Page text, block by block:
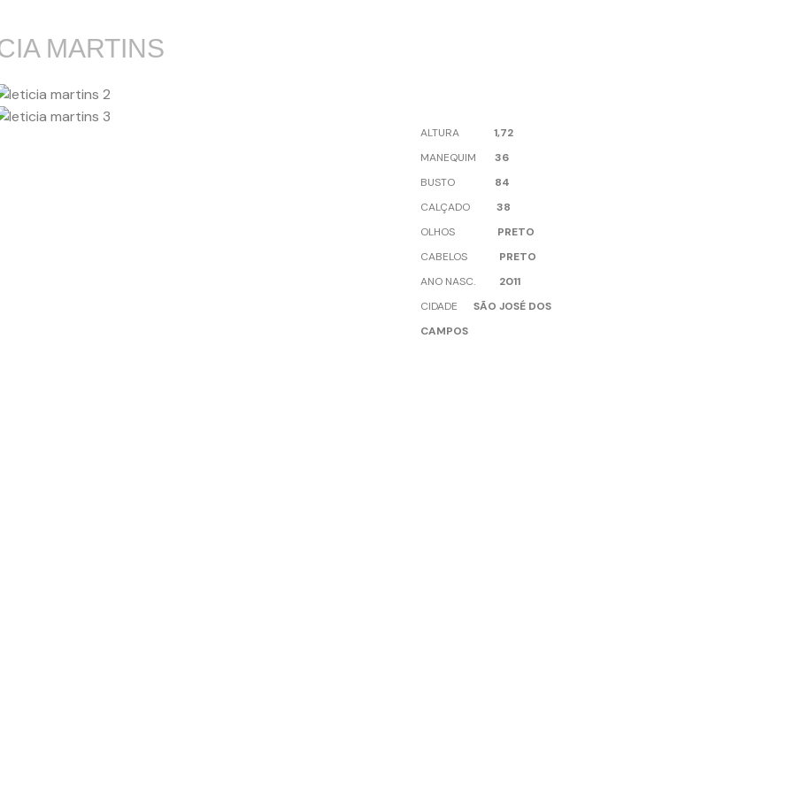
MARTINS
ALTURA 1,72
MANEQUIM 36
BUSTO 84
CALÇADO 38
OLHOS
PRETO
CABELOS
PRETO
ANO NASC.
2011
CIDADE SÃO JOSÉ DOS
CAMPOS